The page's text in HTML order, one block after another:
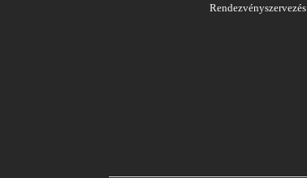
Rendezvényszervezés